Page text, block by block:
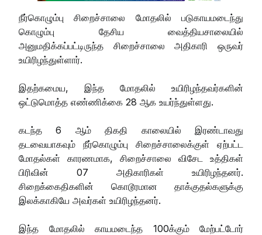
நீர்கொழும்பு சிறைச்சாலை மோதலில் படுகாயமடைந்து
கொழும்பு தேசிய வைத்தியசாலையில்
அனுமதிக்கப்பட்டிருந்த சிறைச்சாலை அதிகாரி ஒருவர்
உயிரிழந்துள்ளார்.
இதற்கமைய, இந்த மோதலில் உயிரிழந்தவர்களின்
ஒட்டுமொத்த எண்ணிக்கை 28 ஆக உயர்ந்துள்ளது.
கடந்த 6 ஆம் திகதி காலையில் இரண்டாவது
தடவையாகவும் நீர்கொழும்பு சிறைச்சாலைக்குள் ஏற்பட்ட
மோதல்கள் காரணமாக, சிறைச்சாலை விசேட உத்திகள்
பிரிவின் 07 அதிகாரிகள் உயிரிழந்தனர்.
சிறைக்கைதிகளின் கொடூரமான தாக்குதல்களுக்கு
இலக்காகியே அவர்கள் உயிரிழந்தனர்.
இந்த மோதலில் காயமடைந்த 100க்கும் மேற்பட்டோர்